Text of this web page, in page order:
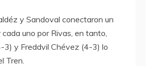
y Sandoval conectaron un
uno por Rivas, en tanto,
3) y Freddvil Chévez (4-3) lo
Tren.